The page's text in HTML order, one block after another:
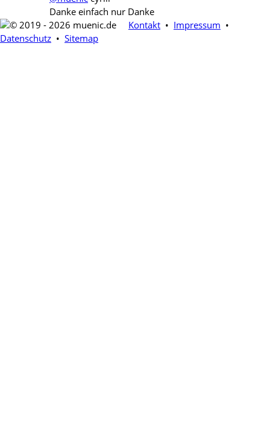
Danke einfach nur Danke
© 2019 - 2026 muenic.de Kontakt • Impressum •
Datenschutz • Sitemap